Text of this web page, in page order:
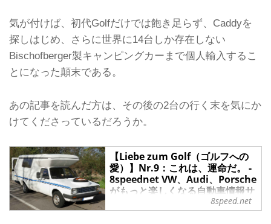
気が付けば、初代Golfだけでは飽き足らず、Caddyを
探しはじめ、さらに世界に14台しか存在しない
Bischofberger製キャンピングカーまで個人輸入するこ
とになった顛末である。
あの記事を読んだ方は、その後の2台の行く末を気にか
けてくださっているだろうか。
【Liebe zum Golf（ゴルフへの
愛）】Nr.9：これは、運命だ。 -
8speednet VW、Audi、Porsche
がもっと楽しくなる自動車情報サ
8speed.net